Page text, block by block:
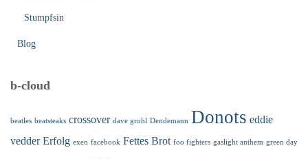
Stumpfsin
Blog
b-cloud
beatles beatsteaks crossover dave grohl Dendemann Donots eddie
vedder Erfolg exen facebook Fettes Brot foo fighters gaslight anthem green day